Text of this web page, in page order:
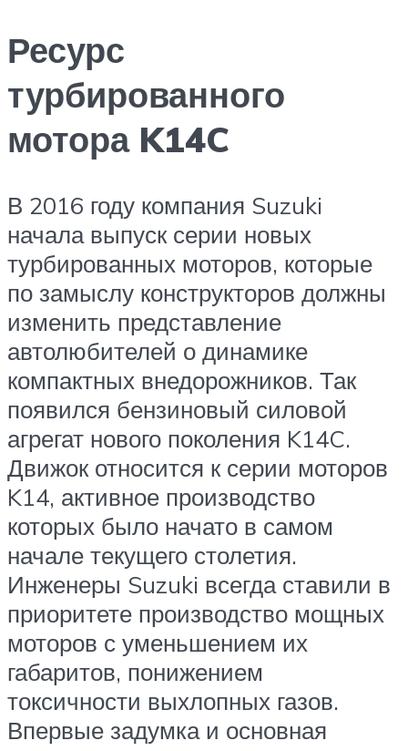
Ресурс
турбированного
мотора K14C
В 2016 году компания Suzuki
начала выпуск серии новых
турбированных моторов, которые
по замыслу конструкторов должны
изменить представление
автолюбителей о динамике
компактных внедорожников. Так
появился бензиновый силовой
агрегат нового поколения K14C.
Движок относится к серии моторов
K14, активное производство
которых было начато в самом
начале текущего столетия.
Инженеры Suzuki всегда ставили в
приоритете производство мощных
моторов с уменьшением их
габаритов, понижением
токсичности выхлопных газов.
Впервые задумка и основная